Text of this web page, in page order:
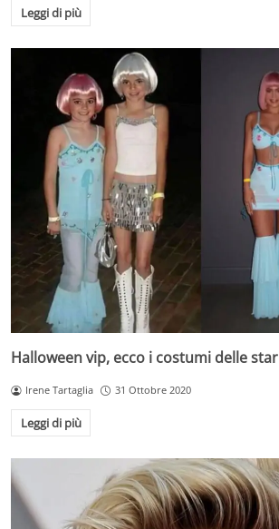
Leggi di più
Halloween vip, ecco i costumi delle star
Irene Tartaglia 31 Ottobre 2020
Leggi di più